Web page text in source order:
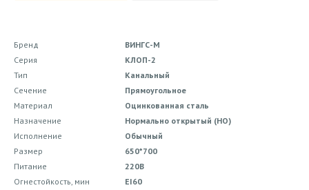
Бренд
ВИНГС-М
Серия
КЛОП-2
Тип
Канальный
Сечение
Прямоугольное
Материал
Оцинкованная сталь
Назначение
Нормально открытый (НО)
Исполнение
Обычный
Размер
650*700
Питание
220В
Огнестойкость, мин
EI60